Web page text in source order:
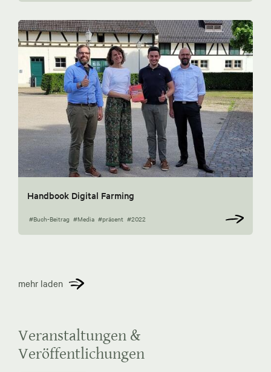
Handbook Digital Farming
#Buch-Beitrag #Media #präsent #2022
mehr laden
Veranstaltungen &
Veröffentlichungen